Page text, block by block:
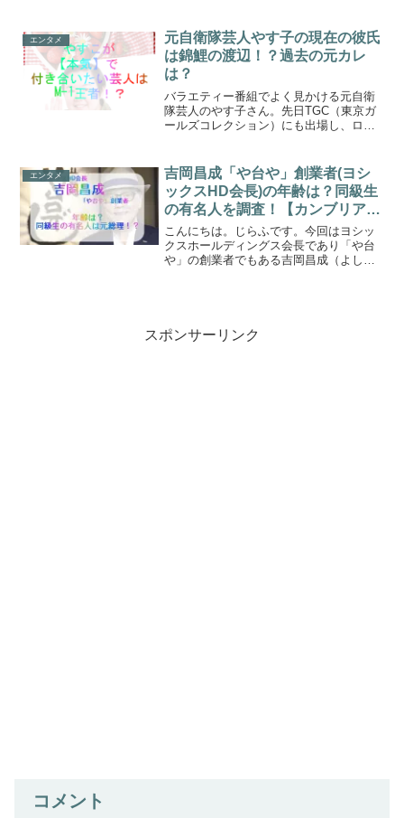
あり、オタクなんだそうです。市川さや
さんは鉄道や相撲が好きな...
エンタメ
元自衛隊芸人やす子の現在の彼氏
は錦鯉の渡辺！？過去の元カレ
は？
バラエティー番組でよく見かける元自衛
隊芸人のやす子さん。先日TGC（東京ガ
ールズコレクション）にも出場し、ロン
韓国本場の“女神ヘア”で魅了💕BTSや
aespa担当のチェ...
エンタメ
吉岡昌成「や台や」創業者(ヨシ
ックスHD会長)の年齢は？同級生
の有名人を調査！【カンブリア宮
殿】
こんにちは。じらふです。今回はヨシッ
クスホールディングス会長であり「や台
や」の創業者でもある吉岡昌成（よしお
スポンサーリンク
コメント